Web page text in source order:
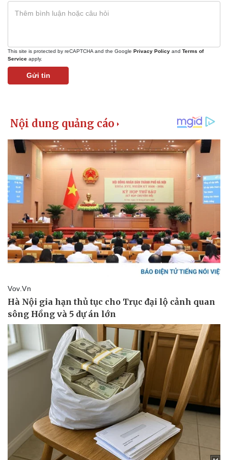
Pháp luật
Vụ án
Tư vấn luật
Quân sự - Quốc phòng
Vũ khí
Việt Nam
This site is protected by reCAPTCHA and the Google Privacy Policy and Terms of
Service apply.
Gửi tin